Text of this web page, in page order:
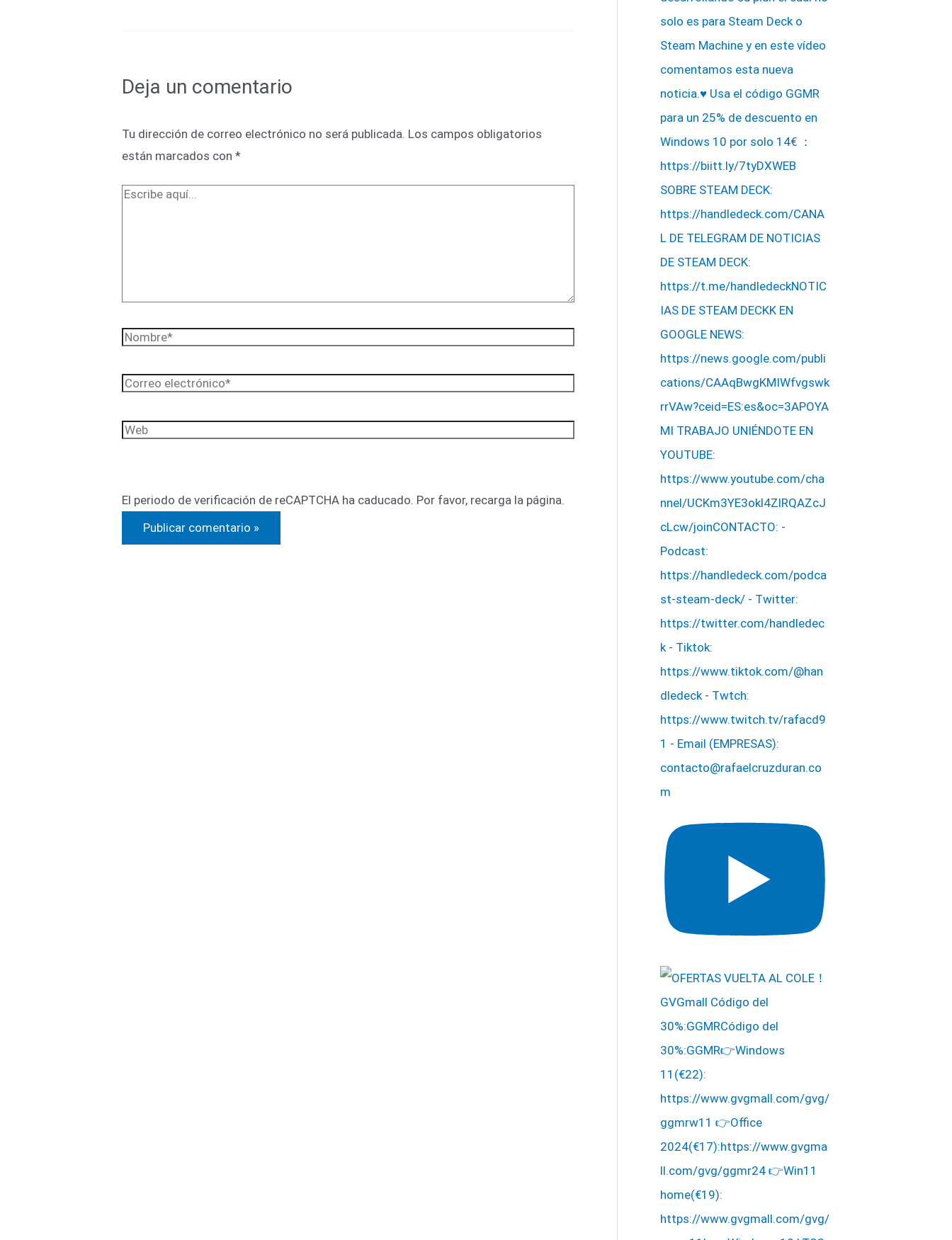
Deja un comentario
Tu dirección de correo electrónico no será publicada. Los campos obligatorios
están marcados con *
Escribe
Nombre*
Correo
Web
El periodo de verificación de reCAPTCHA ha caducado. Por favor, recarga la página.